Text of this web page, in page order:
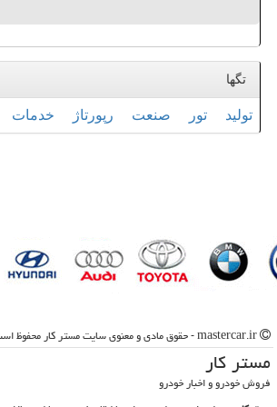
تگها
تولید تور صنعت رپورتاژ خدمات
مستر كار
فروش خودرو و اخبار خودرو